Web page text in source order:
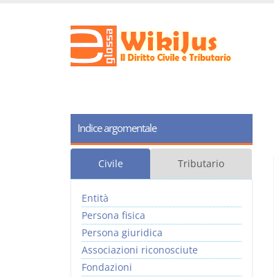
Indice argomentale
Civile Tributario
Entità
Persona fisica
Persona giuridica
Associazioni riconosciute
Fondazioni